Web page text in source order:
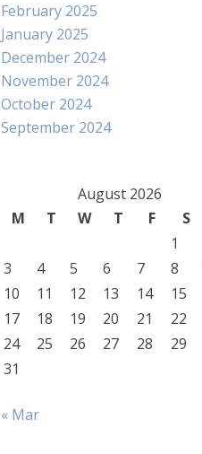
February 2025
January 2025
December 2024
November 2024
October 2024
September 2024
August 2026
M
T W T F S
1
3
4 5 6 7 8
10
11 12 13 14 15
17
18 19 20 21 22
24
25 26 27 28 29
31
« Mar